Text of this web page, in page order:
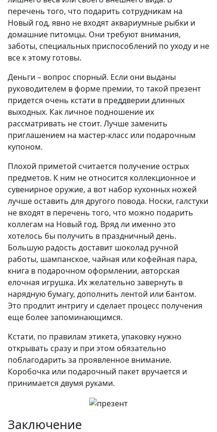
перечень того, что подарить сотрудникам на
Новый год, явно не входят аквариумные рыбки и
домашние питомцы. Они требуют внимания,
заботы, специальных приспособлений по уходу и не
все к этому готовы.
Деньги – вопрос спорный. Если они выданы
руководителем в форме премии, то такой презент
придется очень кстати в преддверии длинных
выходных. Как личное подношение их
рассматривать не стоит. Лучше заменить
приглашением на мастер-класс или подарочным
купоном.
Плохой приметой считается получение острых
предметов. К ним не относится коллекционное и
сувенирное оружие, а вот набор кухонных ножей
лучше оставить для другого повода. Носки, галстуки
не входят в перечень того, что можно подарить
коллегам на Новый год. Вряд ли именно это
хотелось бы получить в праздничный день.
Большую радость доставит шоколад ручной
работы, шампанское, чайная или кофейная пара,
книга в подарочном оформлении, авторская
елочная игрушка. Их желательно завернуть в
нарядную бумагу, дополнить лентой или бантом.
Это продлит интригу и сделает процесс получения
еще более запоминающимся.
Кстати, по правилам этикета, упаковку нужно
открывать сразу и при этом обязательно
поблагодарить за проявленное внимание.
Коробочка или подарочный пакет вручается и
принимается двумя руками.
Заключение